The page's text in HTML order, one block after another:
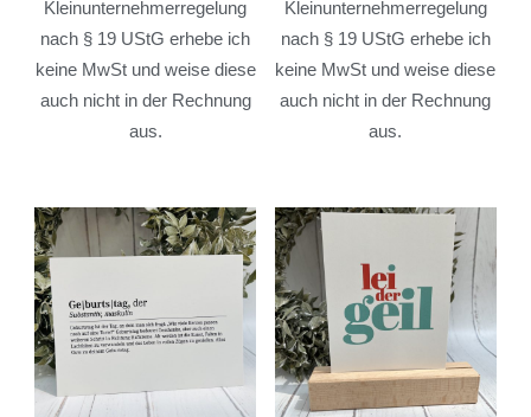
Kleinunternehmerregelung
nach § 19 UStG erhebe ich
keine MwSt und weise diese
auch nicht in der Rechnung
aus.
Kleinunternehmerregelung
nach § 19 UStG erhebe ich
keine MwSt und weise diese
auch nicht in der Rechnung
aus.